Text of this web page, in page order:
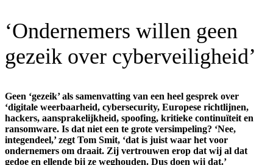
‘Ondernemers willen geen
gezeik over cyberveiligheid’
Geen ‘gezeik’ als samenvatting van een heel gesprek over
‘digitale weerbaarheid, cybersecurity, Europese richtlijnen,
hackers, aansprakelijkheid, spoofing, kritieke continuïteit en
ransomware. Is dat niet een te grote versimpeling? ‘Nee,
integendeel,’ zegt Tom Smit, ‘dat is juist waar het voor
ondernemers om draait. Zij vertrouwen erop dat wij al dat
gedoe en ellende bij ze weghouden. Dus doen wij dat.’